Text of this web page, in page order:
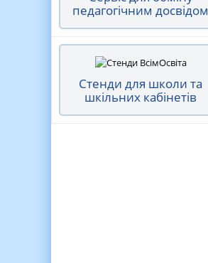
педагогічним досвідом
Стенди для школи та
шкільних кабінетів